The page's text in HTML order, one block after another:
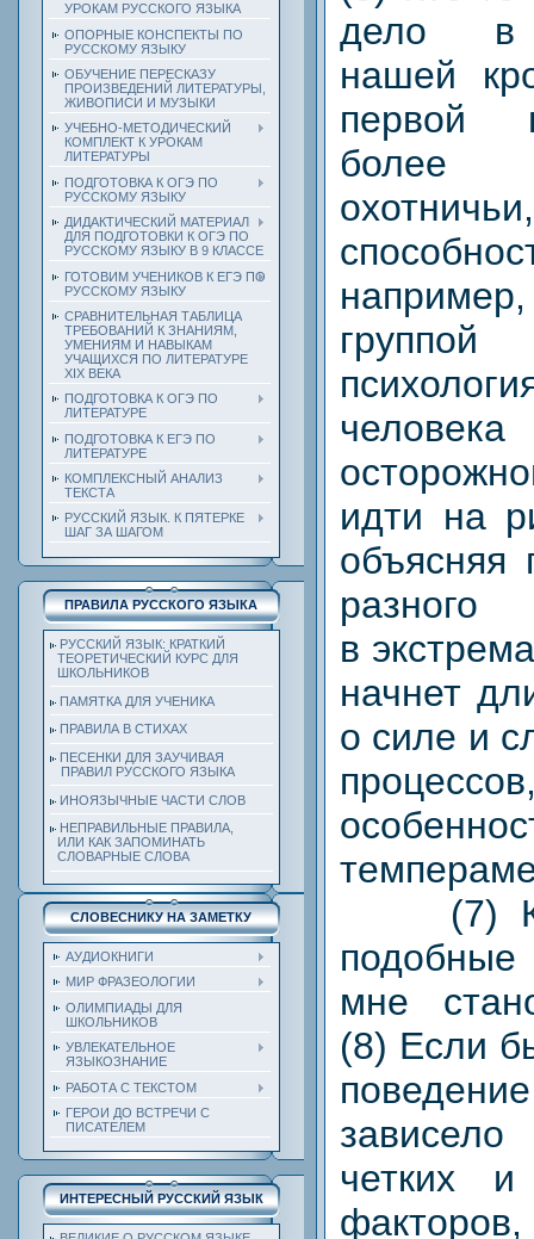
УРОКАМ РУССКОГО ЯЗЫКА
ОПОРНЫЕ КОНСПЕКТЫ ПО
РУССКОМУ ЯЗЫКУ
ОБУЧЕНИЕ ПЕРЕСКАЗУ
ПРОИЗВЕДЕНИЙ ЛИТЕРАТУРЫ,
ЖИВОПИСИ И МУЗЫКИ
УЧЕБНО-МЕТОДИЧЕСКИЙ
КОМПЛЕКТ К УРОКАМ
ЛИТЕРАТУРЫ
ПОДГОТОВКА К ОГЭ ПО
РУССКОМУ ЯЗЫКУ
ДИДАКТИЧЕСКИЙ МАТЕРИАЛ
ДЛЯ ПОДГОТОВКИ К ОГЭ ПО
РУССКОМУ ЯЗЫКУ В 9 КЛАССЕ
ГОТОВИМ УЧЕНИКОВ К ЕГЭ ПО
РУССКОМУ ЯЗЫКУ
СРАВНИТЕЛЬНАЯ ТАБЛИЦА
ТРЕБОВАНИЙ К ЗНАНИЯМ,
УМЕНИЯМ И НАВЫКАМ
УЧАЩИХСЯ ПО ЛИТЕРАТУРЕ
ХIХ ВЕКА
ПОДГОТОВКА К ОГЭ ПО
ЛИТЕРАТУРЕ
ПОДГОТОВКА К ЕГЭ ПО
ЛИТЕРАТУРЕ
КОМПЛЕКСНЫЙ АНАЛИЗ
ТЕКСТА
РУССКИЙ ЯЗЫК. К ПЯТЕРКЕ
ШАГ ЗА ШАГОМ
ПРАВИЛА РУССКОГО ЯЗЫКА
РУССКИЙ ЯЗЫК: КРАТКИЙ
ТЕОРЕТИЧЕСКИЙ КУРС ДЛЯ
ШКОЛЬНИКОВ
ПАМЯТКА ДЛЯ УЧЕНИКА
ПРАВИЛА В СТИХАХ
ПЕСЕНКИ ДЛЯ ЗАУЧИВАЯ
ПРАВИЛ РУССКОГО ЯЗЫКА
ИНОЯЗЫЧНЫЕ ЧАСТИ СЛОВ
НЕПРАВИЛЬНЫЕ ПРАВИЛА,
ИЛИ КАК ЗАПОМИНАТЬ
СЛОВАРНЫЕ СЛОВА
СЛОВЕСНИКУ НА ЗАМЕТКУ
АУДИОКНИГИ
МИР ФРАЗЕОЛОГИИ
ОЛИМПИАДЫ ДЛЯ
ШКОЛЬНИКОВ
УВЛЕКАТЕЛЬНОЕ
ЯЗЫКОЗНАНИЕ
РАБОТА С ТЕКСТОМ
ГЕРОИ ДО ВСТРЕЧИ С
ПИСАТЕЛЕМ
ИНТЕРЕСНЫЙ РУССКИЙ ЯЗЫК
дело в
нашей
первой
более
идти на
объясняя
в
начнет
о силе и
(7)
мне
(8) Если
четких